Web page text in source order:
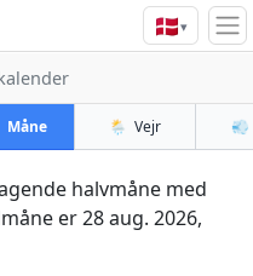
🇩🇰▾
Måne 🌦️ Vejr 💨
halvmåne med
er 28 aug. 2026,